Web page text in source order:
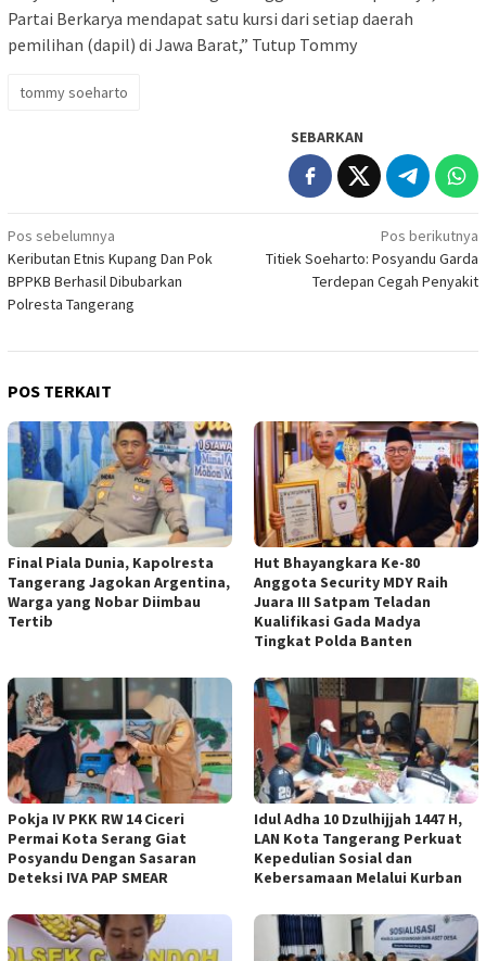
Partai Berkarya mendapat satu kursi dari setiap daerah
pemilihan (dapil) di Jawa Barat,” Tutup Tommy
tommy soeharto
SEBARKAN
Navigasi
pos
Pos sebelumnya
Keributan Etnis Kupang Dan Pok
BPPKB Berhasil Dibubarkan
Polresta Tangerang
Pos berikutnya
Titiek Soeharto: Posyandu Garda
Terdepan Cegah Penyakit
POS TERKAIT
Final Piala Dunia, Kapolresta
Tangerang Jagokan Argentina,
Warga yang Nobar Diimbau
Tertib
Hut Bhayangkara Ke-80
Anggota Security MDY Raih
Juara III Satpam Teladan
Kualifikasi Gada Madya
Tingkat Polda Banten
Pokja IV PKK RW 14 Ciceri
Permai Kota Serang Giat
Posyandu Dengan Sasaran
Deteksi IVA PAP SMEAR
Idul Adha 10 Dzulhijjah 1447 H,
LAN Kota Tangerang Perkuat
Kepedulian Sosial dan
Kebersamaan Melalui Kurban